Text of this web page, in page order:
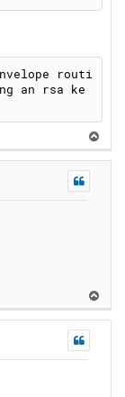
routi
an rsa ke
е
а
е